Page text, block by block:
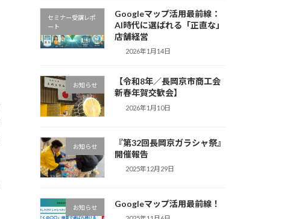
セミナー受講レポ
ート
Googleマップ活用最前線：
AI時代に選ばれる「正直な」
店舗経営
2026年1月14日
お知らせ
【令和8年／長岡京市商工会
新春年賀交歓会】
2026年1月10日
お知らせ
『第32回長岡京ガラシャ祭』
開催報告
2025年12月29日
お知らせ Googleマップ活用最前線！